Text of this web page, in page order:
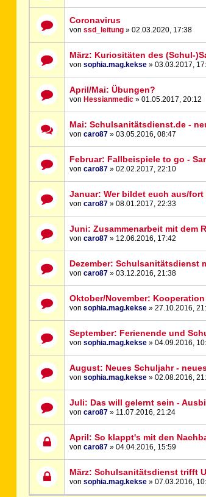
Coronavirus
vonssd_leitung » 02.03.2020, 17:38
März: Kuriositäten des (Schul-
vonsophia.mag.kekse » 03.03.2017,
April/Mai: Übungen?
von Hessianmedic » 01.05.2017, 20:12
Mai: Schulsanitätsdienst.de -
voncaro87 » 03.05.2016, 08:47
Februar: Fallbeispiele to go -
voncaro87 » 02.02.2017, 22:10
Januar: Wer bildet euch aus/fort
voncaro87 » 08.01.2017, 22:33
Juni: Zusammenarbeit mit dem
voncaro87 » 12.06.2016, 17:42
Dezember: Schulsanitätsdienst
voncaro87 » 03.12.2016, 21:38
Oktober/November:
vonsophia.mag.kekse » 27.10.2016,
September: Ferienende und
vonsophia.mag.kekse » 04.09.2016,
August: Neues Schuljahr -
vonsophia.mag.kekse » 02.08.2016,
Juli: Das will gelernt sein -
voncaro87 » 11.07.2016, 21:24
April: So klappt's mit den
voncaro87 » 04.04.2016, 15:59
März: Schulsanitätsdienst trifft
vonsophia.mag.kekse » 07.03.2016,